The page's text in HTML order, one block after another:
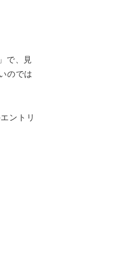
で、見
のでは
ントリ